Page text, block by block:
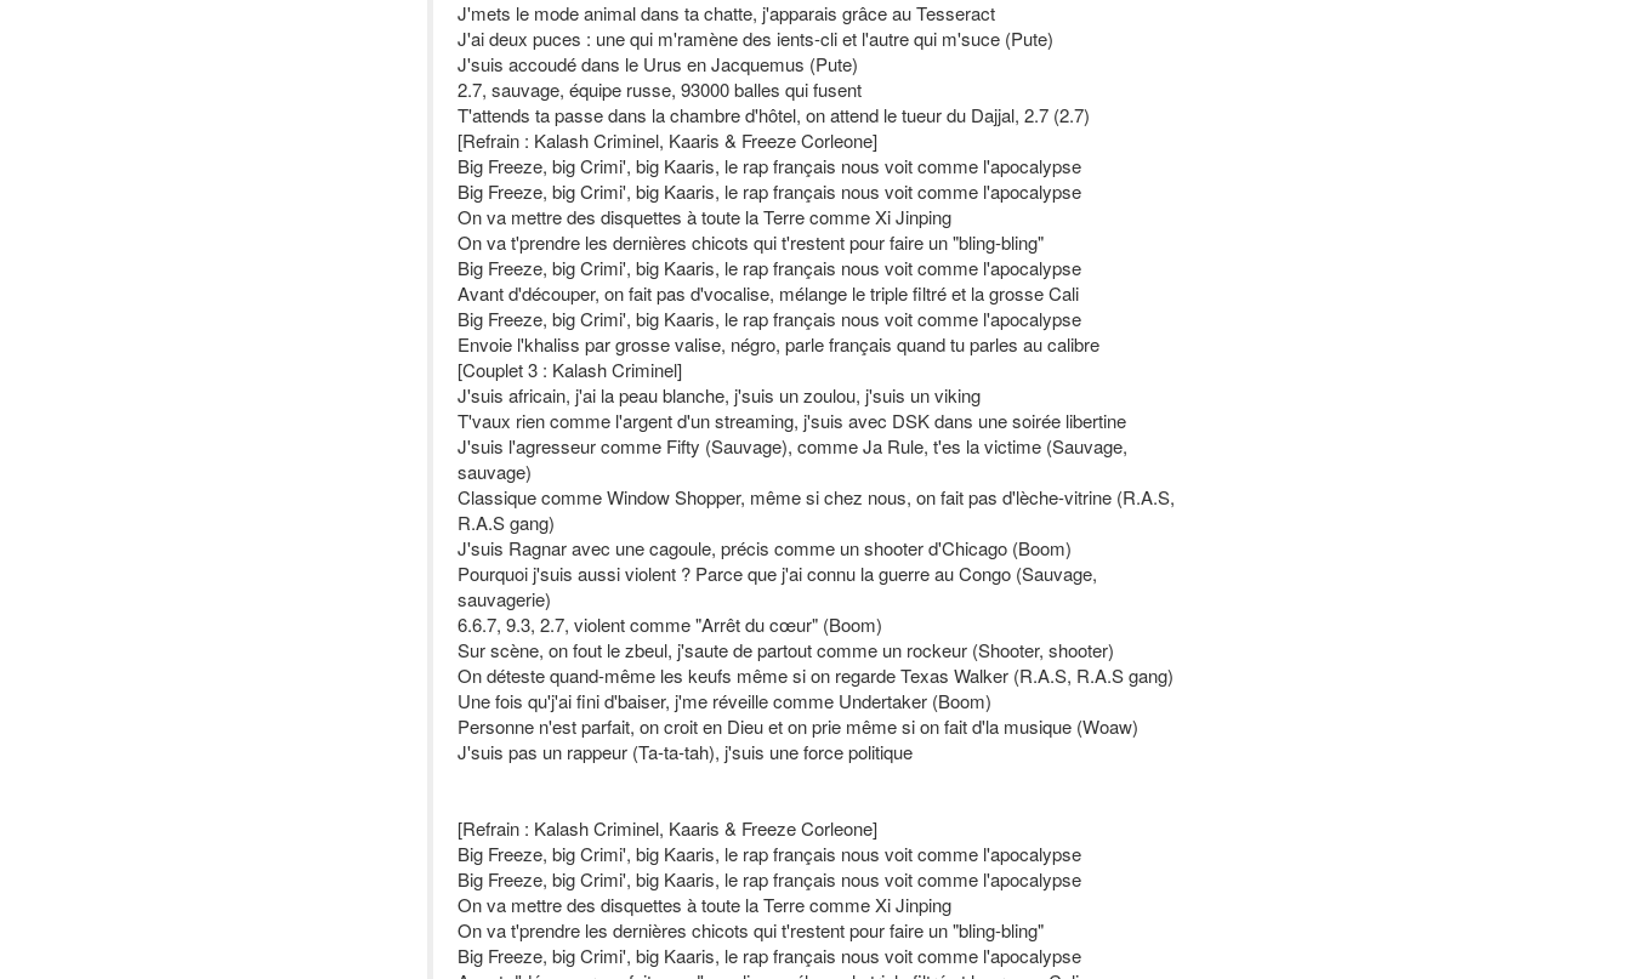
J'mets le mode animal dans ta chatte, j'apparais grâce au Tesseract
J'ai deux puces : une qui m'ramène des ients-cli et l'autre qui m'suce (Pute)
J'suis accoudé dans le Urus en Jacquemus (Pute)
2.7, sauvage, équipe russe, 93000 balles qui fusent
T'attends ta passe dans la chambre d'hôtel, on attend le tueur du Dajjal, 2.7 (2.7)
[Refrain : Kalash Criminel, Kaaris & Freeze Corleone]
Big Freeze, big Crimi', big Kaaris, le rap français nous voit comme l'apocalypse
Big Freeze, big Crimi', big Kaaris, le rap français nous voit comme l'apocalypse
On va mettre des disquettes à toute la Terre comme Xi Jinping
On va t'prendre les dernières chicots qui t'restent pour faire un "bling-bling"
Big Freeze, big Crimi', big Kaaris, le rap français nous voit comme l'apocalypse
Avant d'découper, on fait pas d'vocalise, mélange le triple filtré et la grosse Cali
Big Freeze, big Crimi', big Kaaris, le rap français nous voit comme l'apocalypse
Envoie l'khaliss par grosse valise, négro, parle français quand tu parles au calibre
[Couplet 3 : Kalash Criminel]
J'suis africain, j'ai la peau blanche, j'suis un zoulou, j'suis un viking
T'vaux rien comme l'argent d'un streaming, j'suis avec DSK dans une soirée libertine
J'suis l'agresseur comme Fifty (Sauvage), comme Ja Rule, t'es la victime (Sauvage,
sauvage)
Classique comme Window Shopper, même si chez nous, on fait pas d'lèche-vitrine (R.A.S,
R.A.S gang)
J'suis Ragnar avec une cagoule, précis comme un shooter d'Chicago (Boom)
Pourquoi j'suis aussi violent ? Parce que j'ai connu la guerre au Congo (Sauvage,
sauvagerie)
6.6.7, 9.3, 2.7, violent comme "Arrêt du cœur" (Boom)
Sur scène, on fout le zbeul, j'saute de partout comme un rockeur (Shooter, shooter)
On déteste quand-même les keufs même si on regarde Texas Walker (R.A.S, R.A.S gang)
Une fois qu'j'ai fini d'baiser, j'me réveille comme Undertaker (Boom)
Personne n'est parfait, on croit en Dieu et on prie même si on fait d'la musique (Woaw)
J'suis pas un rappeur (Ta-ta-tah), j'suis une force politique
[Refrain : Kalash Criminel, Kaaris & Freeze Corleone]
Big Freeze, big Crimi', big Kaaris, le rap français nous voit comme l'apocalypse
Big Freeze, big Crimi', big Kaaris, le rap français nous voit comme l'apocalypse
On va mettre des disquettes à toute la Terre comme Xi Jinping
On va t'prendre les dernières chicots qui t'restent pour faire un "bling-bling"
Big Freeze, big Crimi', big Kaaris, le rap français nous voit comme l'apocalypse